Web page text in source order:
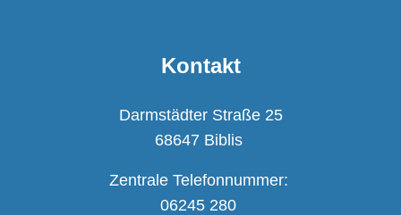
Kontakt
Darmstädter Straße 25
68647 Biblis
Zentrale Telefonnummer:
06245 280